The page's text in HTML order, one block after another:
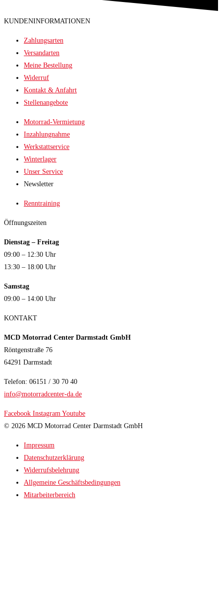
KUNDENINFORMATIONEN
Zahlungsarten
Versandarten
Meine Bestellung
Widerruf
Kontakt & Anfahrt
Stellenangebote
Motorrad-Vermietung
Inzahlungnahme
Werkstattservice
Winterlager
Unser Service
Newsletter
Renntraining
Öffnungszeiten
Dienstag – Freitag
09:00 – 12:30 Uhr
13:30 – 18:00 Uhr
Samstag
09:00 – 14:00 Uhr
KONTAKT
MCD Motorrad Center Darmstadt GmbH
Röntgenstraße 76
64291 Darmstadt
Telefon: 06151 / 30 70 40
info@motorradcenter-da.de
Facebook Instagram Youtube
© 2026 MCD Motorrad Center Darmstadt GmbH
Impressum
Datenschutzerklärung
Widerrufsbelehrung
Allgemeine Geschäftsbedingungen
Mitarbeiterbereich